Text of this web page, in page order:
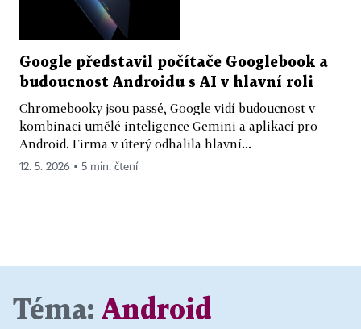
Google představil počítače Googlebook a
budoucnost Androidu s AI v hlavní roli
Chromebooky jsou passé, Google vidí budoucnost v
kombinaci umělé inteligence Gemini a aplikací pro
Android. Firma v úterý odhalila hlavní...
12. 5. 2026 ▪ 5 min. čtení
Téma: Android